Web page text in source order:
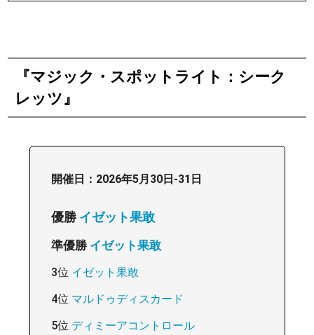
『マジック・スポットライト：シーク
レッツ』
開催日：2026年5月30日-31日
優勝 イゼット果敢
準優勝 イゼット果敢
3位 イゼット果敢
4位 マルドゥディスカード
5位 ディミーアコントロール